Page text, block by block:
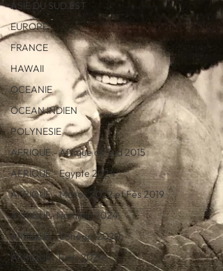
ASIE DU SUD EST
EUROPE
FRANCE
HAWAII
OCEANIE
OCEAN INDIEN
POLYNESIE
AFRIQUE - Afrique du Sud 2015
AFRIQUE - Egypte 2024
AFRIQUE - Maroc 2022 et Fès 2019
AFRIQUE- Namibie 2024
AFRIQUE - Sénégal 2020
AFRIQUE- Tunis 2024